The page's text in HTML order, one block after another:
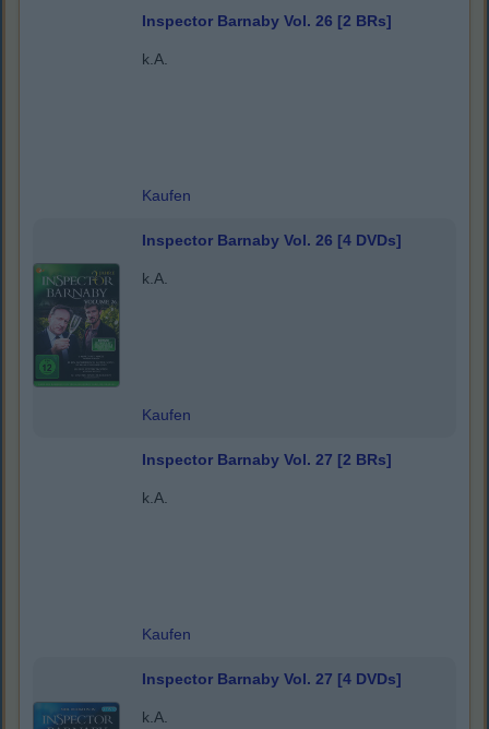
Inspector Barnaby Vol. 26 [2 BRs]
k.A.
Kaufen
Inspector Barnaby Vol. 26 [4 DVDs]
k.A.
Kaufen
Inspector Barnaby Vol. 27 [2 BRs]
k.A.
Kaufen
Inspector Barnaby Vol. 27 [4 DVDs]
k.A.